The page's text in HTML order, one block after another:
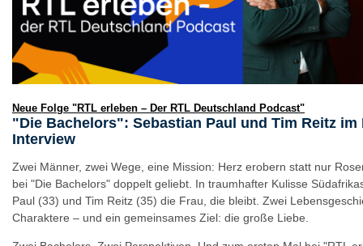
Neue Folge "RTL erleben – Der RTL Deutschland Podcast"
"Die Bachelors": Sebastian Paul und Tim Reitz im
Interview
Zwei Männer, zwei Wege, eine Mission: Herz erobern statt nur
bei "Die Bachelors" doppelt geliebt. In traumhafter Kulisse
Paul (33) und Tim Reitz (35) die Frau, die bleibt. Zwei
Charaktere – und ein gemeinsames Ziel: die große Liebe.